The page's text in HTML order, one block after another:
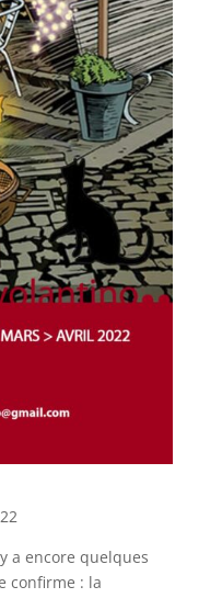
a encore quelques
confirme : la